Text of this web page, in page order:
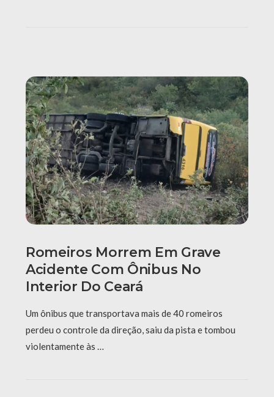
Romeiros Morrem Em Grave
Acidente Com Ônibus No
Interior Do Ceará
Um ônibus que transportava mais de 40 romeiros
perdeu o controle da direção, saiu da pista e tombou
violentamente às …